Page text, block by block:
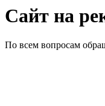
Сайт на
По всем вопросам